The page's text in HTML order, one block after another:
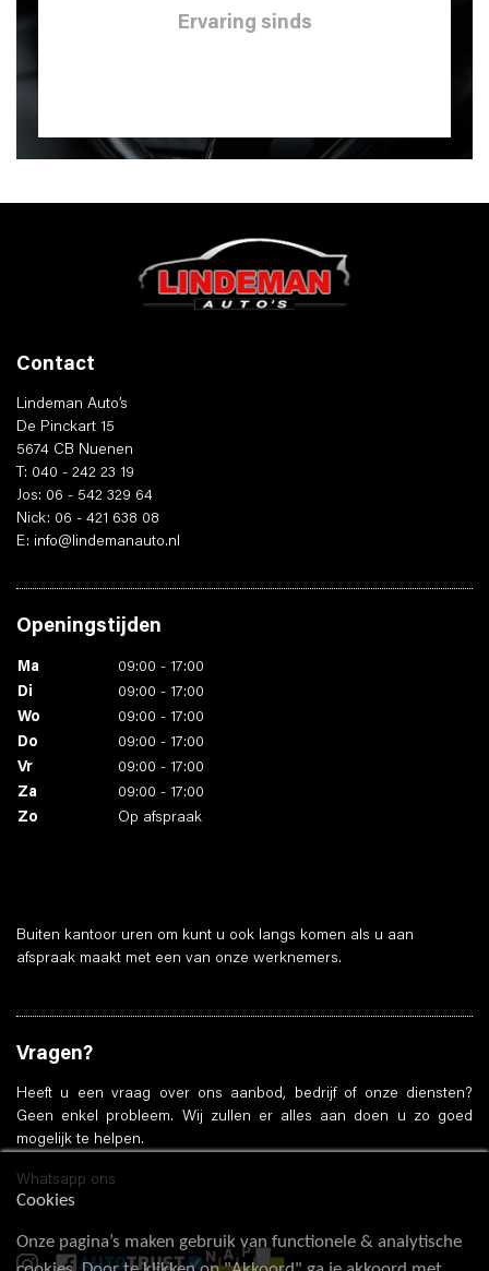
Ervaring sinds
Contact
Lindeman Auto’s
De Pinckart 15
5674 CB Nuenen
T: 040 - 242 23 19
Jos: 06 - 542 329 64
Nick: 06 - 421 638 08
E: info@lindemanauto.nl
Openingstijden
Ma
09:00 - 17:00
Di
09:00 - 17:00
Wo
09:00 - 17:00
Do
09:00 - 17:00
Vr
09:00 - 17:00
Za
09:00 - 17:00
Zo
Op afspraak
Buiten kantoor uren om kunt u ook langs komen als u aan
afspraak maakt met een van onze werknemers.
Vragen?
Heeft u een vraag over ons aanbod, bedrijf of onze diensten?
Geen enkel probleem. Wij zullen er alles aan doen u zo goed
mogelijk te helpen.
Whatsapp ons
Cookies
Onze pagina’s maken gebruik van functionele & analytische